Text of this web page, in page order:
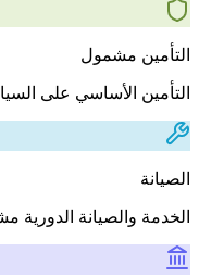
التأمين مشمول
التأمين الأساسي على
الصيانة
الخدمة والصيانة